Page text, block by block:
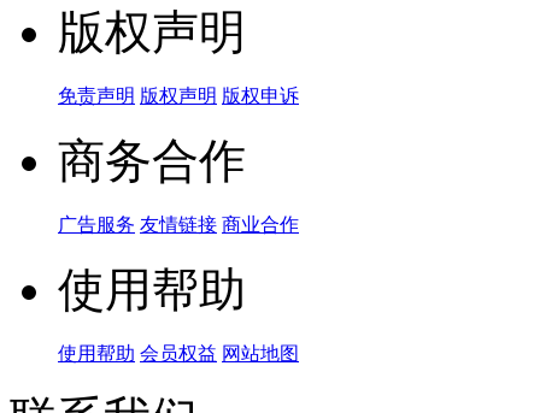
版权声明
免责声明 版权声明 版权申诉
商务合作
广告服务 友情链接 商业合作
使用帮助
使用帮助 会员权益 网站地图